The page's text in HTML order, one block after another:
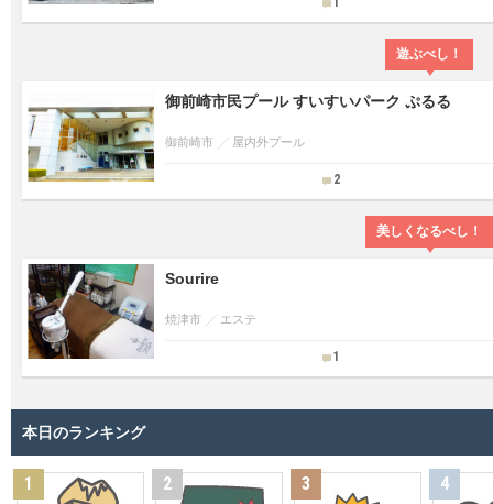
遊ぶべし！
御前崎市民プール すいすいパーク ぷるる
御前崎市 屋内外プール
2
美しくなるべし！
Sourire
焼津市 エステ
1
本日のランキング
1 2 3 4